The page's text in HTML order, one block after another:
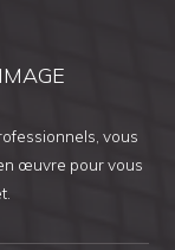
vous
œuvre pour vous